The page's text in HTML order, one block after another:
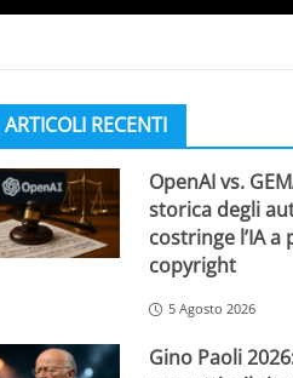
ARTICOLI RECENTI
OpenAI vs.
storica degli
costringe l’IA a
copyright
5 Agosto 2026
Gino Paoli